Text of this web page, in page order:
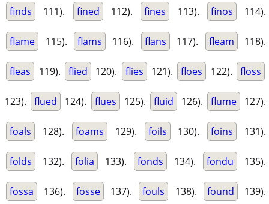
finds 111). fined 112). fines 113). finos 114).
flame 115). flams 116). flans 117). fleam 118).
fleas 119). flied 120). flies 121). floes 122). floss
123). flued 124). flues 125). fluid 126). flume 127).
foals 128). foams 129). foils 130). foins 131).
folds 132). folia 133). fonds 134). fondu 135).
fossa 136). fosse 137). fouls 138). found 139).